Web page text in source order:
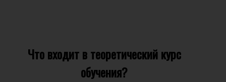
Что входит в теоретический курс
обучения?